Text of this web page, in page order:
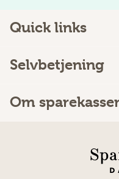
Quick links
Selvbetjening
Om